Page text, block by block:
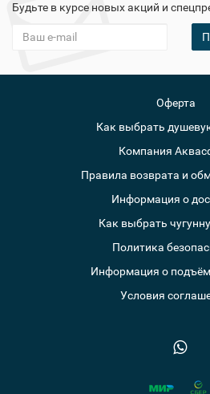
Будьте в курсе новых акций и
Оферта
Как выбрать
Компания
Правила возврата и
Информация о
Как выбрать
Политика
Информация о
Условия